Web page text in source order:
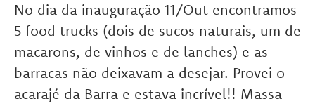
No dia da inauguração 11/Out encontramos
5 food trucks (dois de sucos naturais, um de
macarons, de vinhos e de lanches) e as
barracas não deixavam a desejar. Provei o
acarajé da Barra e estava incrível!! Massa